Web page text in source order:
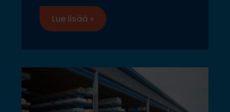
Lue lisää »